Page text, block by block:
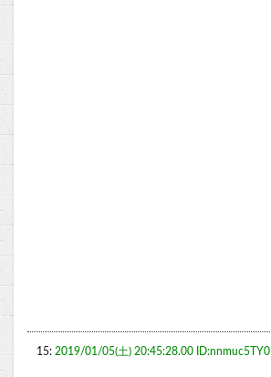
15: 2019/01/05(土) 20:45:28.00 ID:nnmuc5TY0